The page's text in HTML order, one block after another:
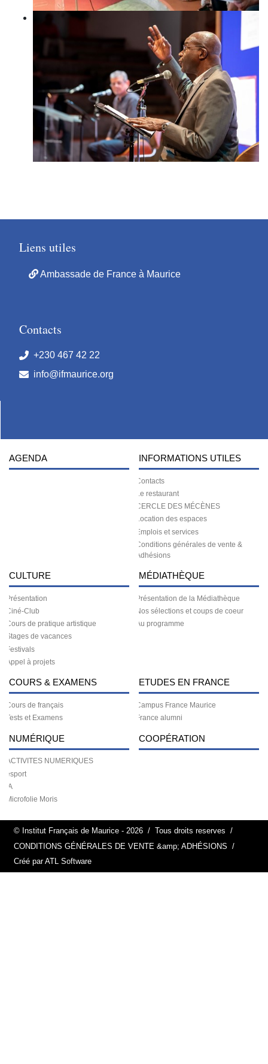
Liens utiles
Ambassade de France à Maurice
Contacts
+230 467 42 22
info@ifmaurice.org
AGENDA INFORMATIONS UTILES
Contacts
Le restaurant
CERCLE DES MÉCÈNES
Location des espaces
Emplois et services
Conditions générales de vente &
Adhésions
CULTURE
Présentation
Ciné-Club
Cours de pratique artistique
Stages de vacances
Festivals
Appel à projets
MÉDIATHÈQUE
Présentation de la Médiathèque
Nos sélections et coups de coeur
Au programme
COURS & EXAMENS
Cours de français
Tests et Examens
ETUDES EN FRANCE
Campus France Maurice
France alumni
NUMÉRIQUE
ACTIVITES NUMERIQUES
esport
IA
Microfolie Moris
COOPÉRATION
© Institut Français de Maurice - 2026 / Tous droits reserves /
CONDITIONS GÉNÉRALES DE VENTE &amp; ADHÉSIONS /
Créé par ATL Software